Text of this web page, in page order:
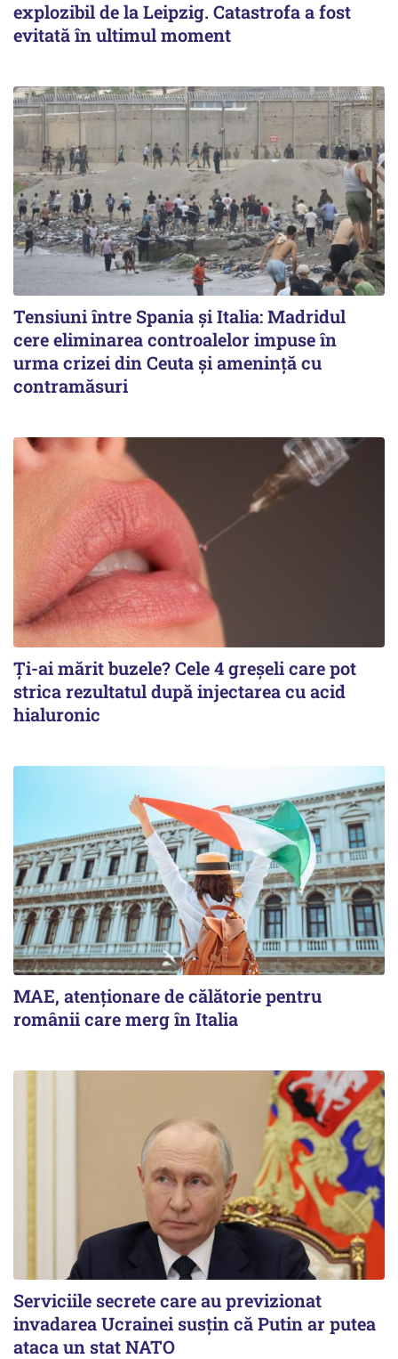
explozibil de la Leipzig. Catastrofa a fost
evitată în ultimul moment
Tensiuni între Spania și Italia: Madridul
cere eliminarea controalelor impuse în
urma crizei din Ceuta și amenință cu
contramăsuri
Ți-ai mărit buzele? Cele 4 greșeli care pot
strica rezultatul după injectarea cu acid
hialuronic
MAE, atenționare de călătorie pentru
românii care merg în Italia
Serviciile secrete care au previzionat
invadarea Ucrainei susțin că Putin ar putea
ataca un stat NATO